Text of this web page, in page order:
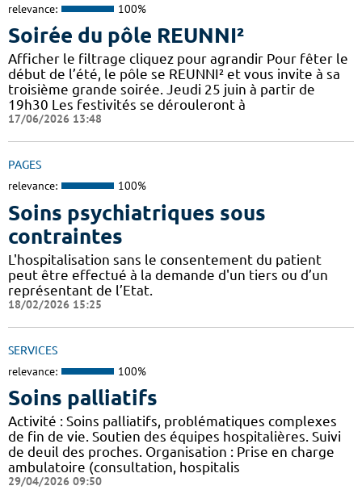
relevance: 100%
Soirée du pôle REUNNI²
Afficher le filtrage cliquez pour agrandir Pour fêter le
début de l’été, le pôle se REUNNI² et vous invite à sa
troisième grande soirée. Jeudi 25 juin à partir de
19h30 Les festivités se dérouleront à
17/06/2026 13:48
PAGES
relevance: 100%
Soins psychiatriques sous
contraintes
L'hospitalisation sans le consentement du patient
peut être effectué à la demande d'un tiers ou d’un
représentant de l’Etat.
18/02/2026 15:25
SERVICES
relevance: 100%
Soins palliatifs
Activité : Soins palliatifs, problématiques complexes
de fin de vie. Soutien des équipes hospitalières. Suivi
de deuil des proches. Organisation : Prise en charge
ambulatoire (consultation, hospitalis
29/04/2026 09:50